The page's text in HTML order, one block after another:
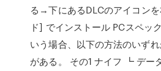
る→下にあるDLCのアイコン
ド] でインストール PCスペッ
いう場合、以下の方法のいず
がある。 その1 ナイフ ┗ デー